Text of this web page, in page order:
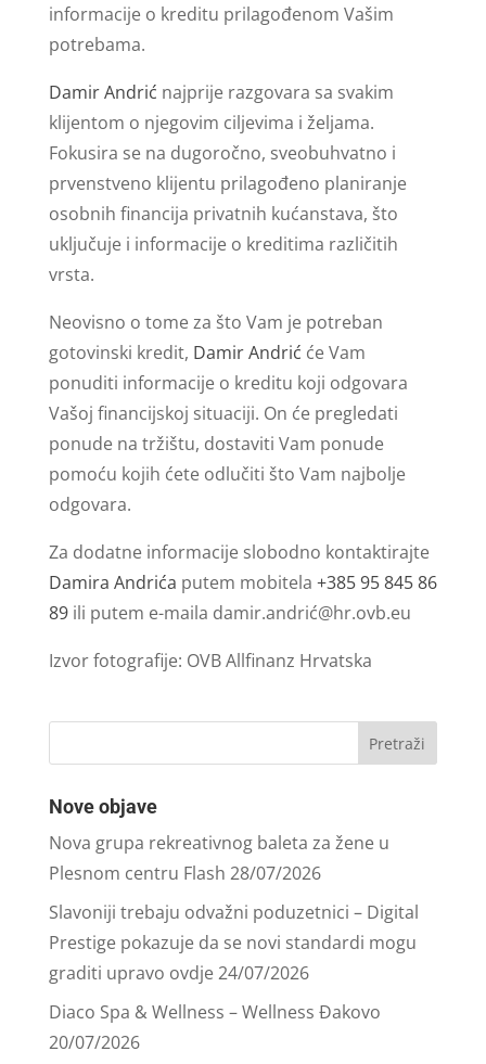
informacije o kreditu prilagođenom Vašim
potrebama.
Damir Andrić najprije razgovara sa svakim
klijentom o njegovim ciljevima i željama.
Fokusira se na dugoročno, sveobuhvatno i
prvenstveno klijentu prilagođeno planiranje
osobnih financija privatnih kućanstava, što
uključuje i informacije o kreditima različitih
vrsta.
Neovisno o tome za što Vam je potreban
gotovinski kredit, Damir Andrić će Vam
ponuditi informacije o kreditu koji odgovara
Vašoj financijskoj situaciji. On će pregledati
ponude na tržištu, dostaviti Vam ponude
pomoću kojih ćete odlučiti što Vam najbolje
odgovara.
Za dodatne informacije slobodno kontaktirajte
Damira Andrića putem mobitela +385 95 845 86
89ili putem e-maila damir.andrić@hr.ovb.eu
Izvor fotografije: OVB Allfinanz Hrvatska
Nove objave
Nova grupa rekreativnog baleta za žene u
Plesnom centru Flash 28/07/2026
Slavoniji trebaju odvažni poduzetnici – Digital
Prestige pokazuje da se novi standardi mogu
graditi upravo ovdje24/07/2026
Diaco Spa & Wellness – Wellness Đakovo
20/07/2026